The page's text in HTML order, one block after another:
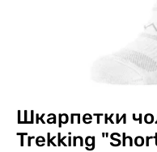
Шкарпетки
Trekking